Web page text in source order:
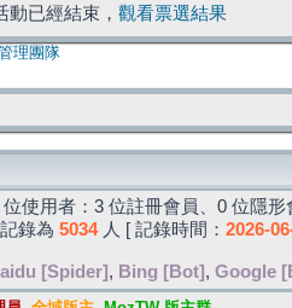
動已經結束， 觀看票選結果
理團隊
位使用者：3 位註冊會員、0 位隱
錄為 5034人 [ 記錄時間： 2026-
[Spider] , Bing [Bot] , Google